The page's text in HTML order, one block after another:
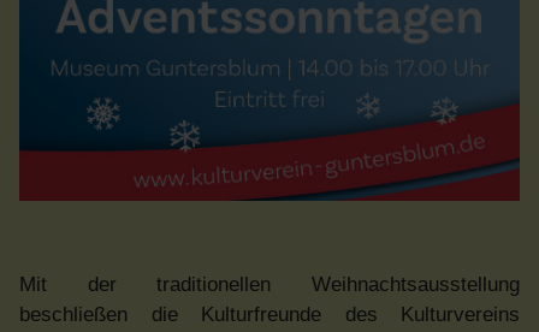
Mit der traditionellen Weihnachtsausstellung
beschließen die Kulturfreunde des Kulturvereins